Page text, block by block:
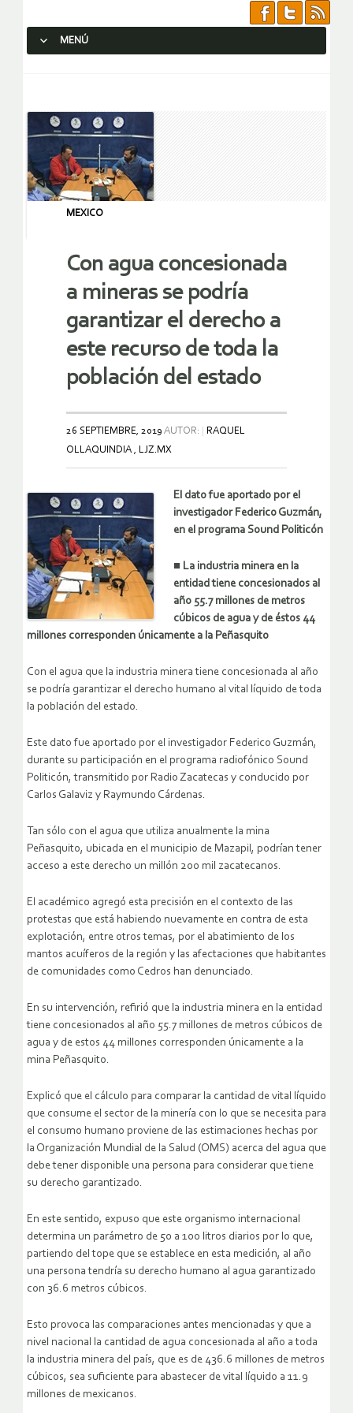
MENÚ
MEXICO
Con agua concesionada
a mineras se podría
garantizar el derecho a
este recurso de toda la
población del estado
26 SEPTIEMBRE, 2019 AUTOR:
RAQUEL
OLLAQUINDIA , LJZ.MX
El dato fue aportado por el
investigador Federico Guzmán,
en el programa Sound Politicón
■ La industria minera en la
entidad tiene concesionados al
año 55.7 millones de metros
cúbicos de agua y de éstos 44
millones corresponden únicamente a la Peñasquito
Con el agua que la industria minera tiene concesionada al año
se podría garantizar el derecho humano al vital líquido de toda
la población del estado.
Este dato fue aportado por el investigador Federico Guzmán,
durante su participación en el programa radiofónico Sound
Politicón, transmitido por Radio Zacatecas y conducido por
Carlos Galaviz y Raymundo Cárdenas.
Tan sólo con el agua que utiliza anualmente la mina
Peñasquito, ubicada en el municipio de Mazapil, podrían tener
acceso a este derecho un millón 200 mil zacatecanos.
El académico agregó esta precisión en el contexto de las
protestas que está habiendo nuevamente en contra de esta
explotación, entre otros temas, por el abatimiento de los
mantos acuíferos de la región y las afectaciones que habitantes
de comunidades como Cedros han denunciado.
En su intervención, refirió que la industria minera en la entidad
tiene concesionados al año 55.7 millones de metros cúbicos de
agua y de estos 44 millones corresponden únicamente a la
mina Peñasquito.
Explicó que el cálculo para comparar la cantidad de vital líquido
que consume el sector de la minería con lo que se necesita para
el consumo humano proviene de las estimaciones hechas por
la Organización Mundial de la Salud (OMS) acerca del agua que
debe tener disponible una persona para considerar que tiene
su derecho garantizado.
En este sentido, expuso que este organismo internacional
determina un parámetro de 50 a 100 litros diarios por lo que,
partiendo del tope que se establece en esta medición, al año
una persona tendría su derecho humano al agua garantizado
con 36.6 metros cúbicos.
Esto provoca las comparaciones antes mencionadas y que a
nivel nacional la cantidad de agua concesionada al año a toda
la industria minera del país, que es de 436.6 millones de metros
cúbicos, sea suficiente para abastecer de vital líquido a 11.9
millones de mexicanos.